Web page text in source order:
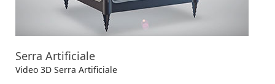
Serra Artificiale
Video 3D Serra Artificiale